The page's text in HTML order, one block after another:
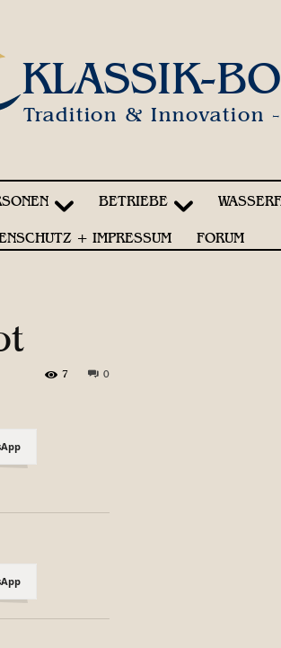
KLASSIK-
Tradition & Innovation
BETRIEBE
+ IMPRESSUM FORUM
0
7